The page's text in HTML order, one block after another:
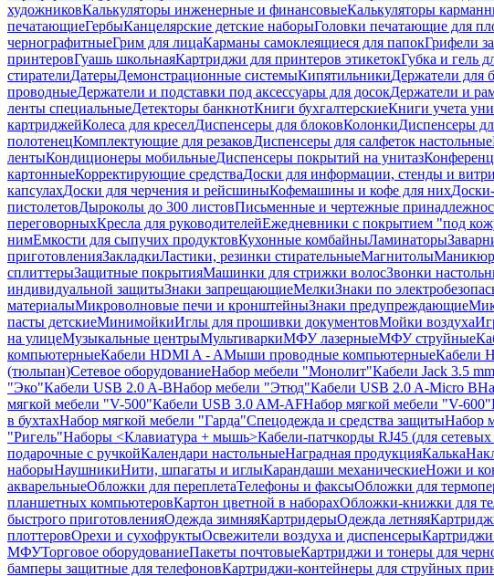
художниковКалькуляторы инженерные и финансовыеКалькуляторы
печатающиеГербыКанцелярские детские наборыГоловки печатающие для
чернографитныеГрим для лицаКарманы самоклеящиеся для папокГрифели
принтеровГуашь школьнаяКартриджи для принтеров этикетокГубка и гель
стирателиДатерыДемонстрационные системыКипятильникиДержатели для
проводныеДержатели и подставки под аксессуары для досокДержатели и
ленты специальныеДетекторы банкнотКниги бухгалтерскиеКниги учета
картриджейКолеса для креселДиспенсеры для блоковКолонкиДиспенсеры
полотенецКомплектующие для резаковДиспенсеры для салфеток настольные
лентыКондиционеры мобильныеДиспенсеры покрытий на унитаз
картонныеКорректирующие средстваДоски для информации, стенды и
капсулахДоски для черчения и рейсшиныКофемашины и кофе для них
пистолетовДыроколы до 300 листовПисьменные и чертежные
переговорныхКресла для руководителейЕжедневники с покрытием "под
нимЕмкости для сыпучих продуктовКухонные комбайныЛаминаторы
приготовленияЗакладкиЛастики, резинки стирательныеМагнитолы
сплиттерыЗащитные покрытияМашинки для стрижки волосЗвонки
индивидуальной защитыЗнаки запрещающиеМелкиЗнаки по
материалыМикроволновые печи и кронштейныЗнаки предупреждающие
пасты детскиеМинимойкиИглы для прошивки документовМойки воздуха
на улицеМузыкальные центрыМультиваркиМФУ лазерныеМФУ струйные
компьютерныеКабели HDMI A - AМыши проводные компьютерныеКабели
(тюльпан)Сетевое оборудованиеНабор мебели "Монолит"Кабели Jack 3.5
"Эко"Кабели USB 2.0 A-BНабор мебели "Этюд"Кабели USB 2.0 A-Micro B
мягкой мебели "V-500"Кабели USB 3.0 AM-AFНабор мягкой мебели "V-600"
в бухтахНабор мягкой мебели "Гарда"Спецодежда и средства защитыНабор
"Ригель"Наборы <Клавиатура + мышь>Кабели-патчкорды RJ45 (для
подарочные с ручкойКалендари настольныеНаградная продукцияКалька
наборыНаушникиНити, шпагаты и иглыКарандаши механическиеНожи и
акварельныеОбложки для переплетаТелефоны и факсыОбложки для
планшетных компьютеровКартон цветной в наборахОбложки-книжки для
быстрого приготовленияОдежда зимняяКартридерыОдежда летняя
плоттеровОрехи и сухофруктыОсвежители воздуха и диспенсеры
МФУТорговое оборудованиеПакеты почтовыеКартриджи и тонеры для
бамперы защитные для телефоновКартриджи-контейнеры для струйных